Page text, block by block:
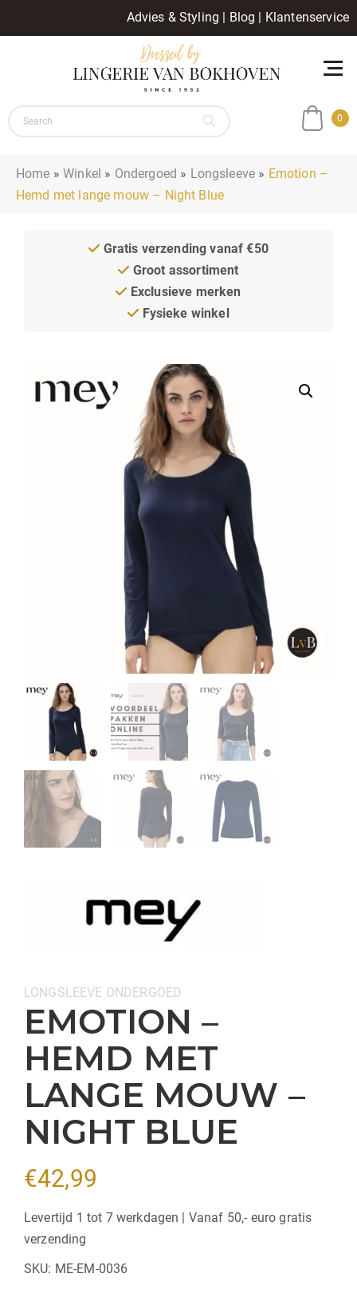
Advies & Styling | Blog | Klantenservice
0
Home »Winkel » Ondergoed » Longsleeve » Emotion –
Hemd met lange mouw – Night Blue
Gratis verzending vanaf €50
Groot assortiment
Exclusieve merken
Fysieke winkel
Categorieën:
LONGSLEEVE ONDERGOED
EMOTION –
HEMD MET
LANGE MOUW –
NIGHT BLUE
€42,99
Levertijd 1 tot 7 werkdagen | Vanaf 50,- euro gratis
verzending
SKU: ME-EM-0036